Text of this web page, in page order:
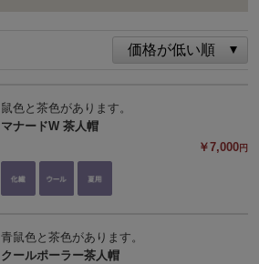
鼠色と茶色があります。
マナードW 茶人帽
￥7,000円
青鼠色と茶色があります。
クールポーラー茶人帽